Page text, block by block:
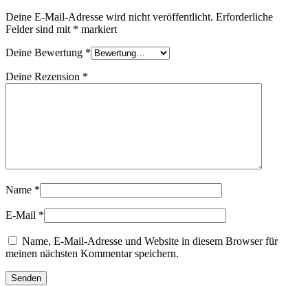
Deine E-Mail-Adresse wird nicht veröffentlicht. Erforderliche
Felder sind mit * markiert
Deine Bewertung *
Deine Rezension *
Name *
E-Mail *
Name, E-Mail-Adresse und Website in diesem Browser für
meinen nächsten Kommentar speichern.